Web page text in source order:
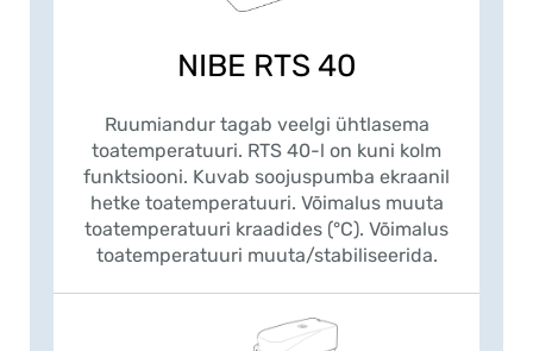
NIBE RTS 40
Ruumiandur tagab veelgi ühtlasema
toatemperatuuri. RTS 40-l on kuni kolm
funktsiooni. Kuvab soojuspumba ekraanil
hetke toatemperatuuri. Võimalus muuta
toatemperatuuri kraadides (°C). Võimalus
toatemperatuuri muuta/stabiliseerida.